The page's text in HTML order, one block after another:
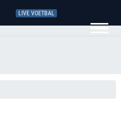
LIVE VOETBAL